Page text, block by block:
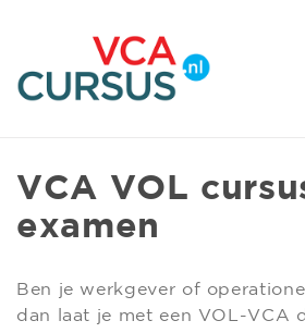
VCA VOL
examen
Ben je werkgever of
dan laat je met een VOL-VCA